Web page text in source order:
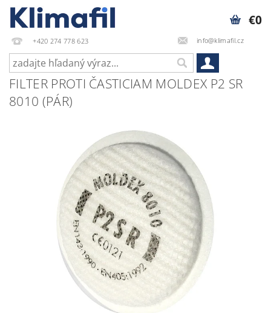
+420 274 778 623 info@klimafil.cz
€0
FILTER PROTI ČASTICIAM MOLDEX P2 SR
8010 (PÁR)